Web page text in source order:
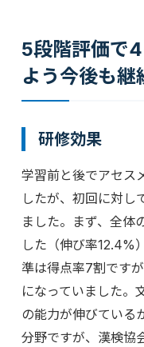
5段階評価で
よう今後も継
研修効果
学習前と後でアセス
したが、初回に対し
ました。まず、全体
した（伸び率12.4%
準は得点率7割です
になっていました。
の能力が伸びている
分野ですが、漢検協